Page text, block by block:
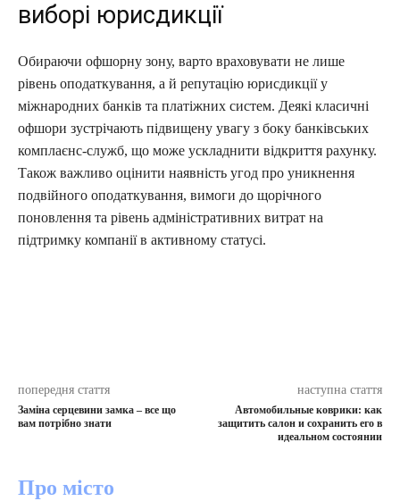
виборі юрисдикції
Обираючи офшорну зону, варто враховувати не лише
рівень оподаткування, а й репутацію юрисдикції у
міжнародних банків та платіжних систем. Деякі класичні
офшори зустрічають підвищену увагу з боку банківських
комплаєнс-служб, що може ускладнити відкриття рахунку.
Також важливо оцінити наявність угод про уникнення
подвійного оподаткування, вимоги до щорічного
поновлення та рівень адміністративних витрат на
підтримку компанії в активному статусі.
попередня стаття
Заміна серцевини замка – все що
вам потрібно знати
наступна стаття
Автомобильные коврики: как
защитить салон и сохранить его в
идеальном состоянии
Про місто